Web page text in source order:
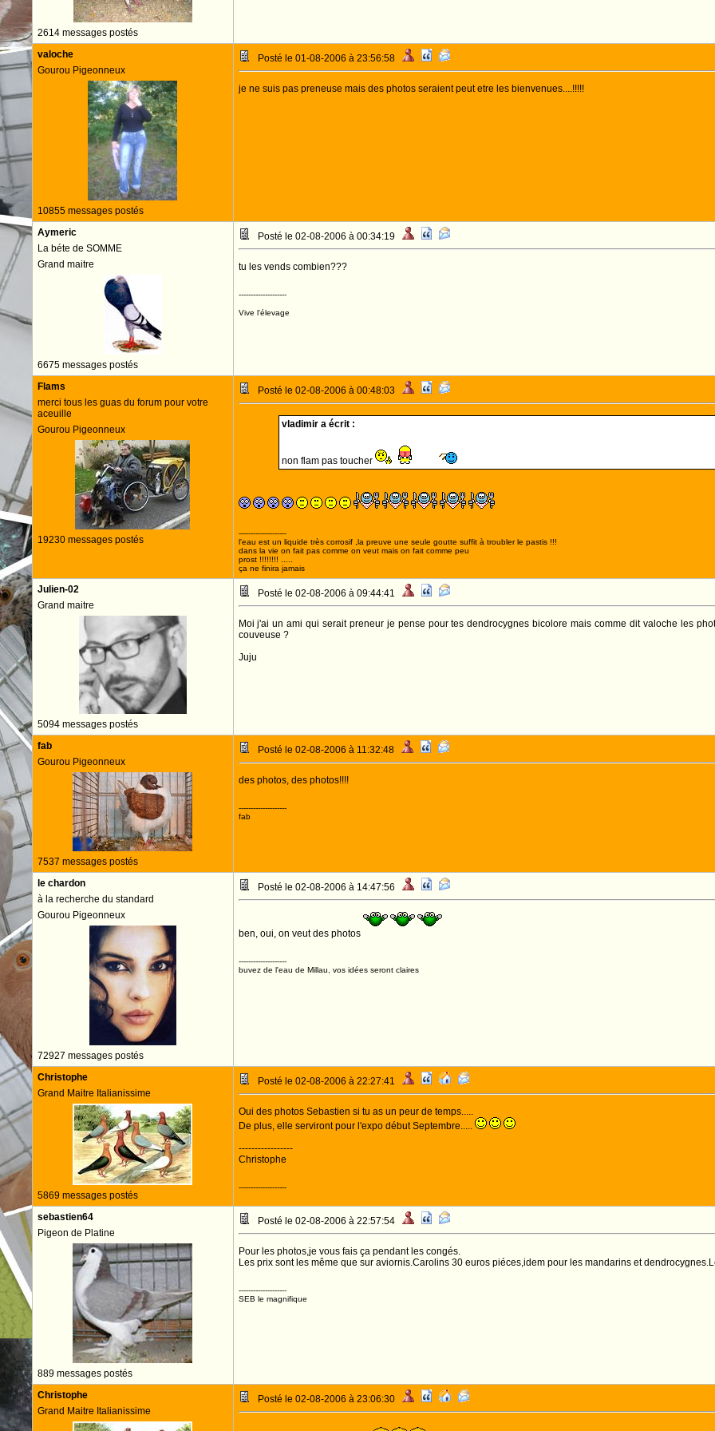
2614 messages postés
valoche
Gourou Pigeonneux
10855 messages postés
Posté le 01-08-2006 à 23:56:58
je ne suis pas preneuse mais des photos seraient peut etre les bienvenues....!!!!!
Aymeric
La béte de SOMME
Grand maitre
6675 messages postés
Posté le 02-08-2006 à 00:34:19
tu les vends combien???
--------------------
Vive l'élevage
Flams
merci tous les guas du forum pour votre
aceuille
Gourou Pigeonneux
19230 messages postés
Posté le 02-08-2006 à 00:48:03
vladimir a écrit :
non flam pas toucher
--------------------
l'eau est un liquide très corrosif ,la preuve une seule goutte suffit à troubler le pastis !!!
dans la vie on fait pas comme on veut mais on fait comme peu
prost !!!!!!!! .....
ça ne finira jamais
Julien-02
Grand maitre
5094 messages postés
Posté le 02-08-2006 à 09:44:41
Moi j'ai un ami qui serait preneur je pense pour tes dendrocygnes bicolore mais comme dit valoche les
couveuse ?
Juju
fab
Gourou Pigeonneux
7537 messages postés
Posté le 02-08-2006 à 11:32:48
des photos, des photos!!!!
--------------------
fab
le chardon
à la recherche du standard
Gourou Pigeonneux
72927 messages postés
Posté le 02-08-2006 à 14:47:56
ben, oui, on veut des photos
--------------------
buvez de l'eau de Millau, vos idées seront claires
Christophe
Grand Maitre Italianissime
5869 messages postés
Posté le 02-08-2006 à 22:27:41
Oui des photos Sebastien si tu as un peur de temps.....
De plus, elle serviront pour l'expo début Septembre.....
-----------------
Christophe
--------------------
sebastien64
Pigeon de Platine
889 messages postés
Posté le 02-08-2006 à 22:57:54
Pour les photos,je vous fais ça pendant les congés.
Les prix sont les même que sur aviornis.Carolins 30 euros piéces,idem pour les mandarins et
--------------------
SEB le magnifique
Christophe
Grand Maitre Italianissime
Posté le 02-08-2006 à 23:06:30